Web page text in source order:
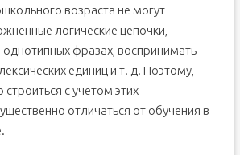
возраста не могут
логические цепочки,
однотипных фразах, воспринимать
единиц и т. д. Поэтому,
с учетом этих
отличаться от обучения в